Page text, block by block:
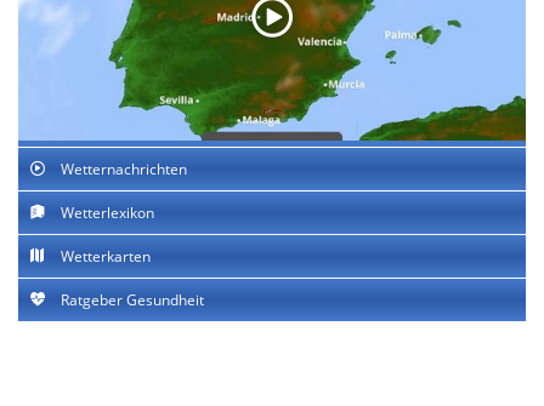
Wetternachrichten
Wetterlexikon
Wetterkarten
Ratgeber Gesundheit